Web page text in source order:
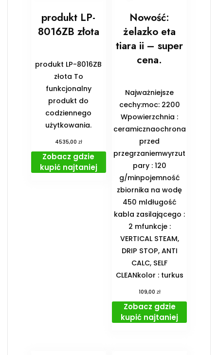
produkt LP-
8016ZB złota
produkt LP-8016ZB
złota To
funkcjonalny
produkt do
codziennego
użytkowania.
4535,00 zł
Zobacz gdzie
kupić najtaniej
Nowość:
żelazko eta
tiara ii – super
cena.
Najważniejsze
cechy:moc: 2200
Wpowierzchnia :
ceramicznaochrona
przed
przegrzaniemwyrzut
pary : 120
g/minpojemność
zbiornika na wodę
450 mldługość
kabla zasilającego :
2 mfunkcje :
VERTICAL STEAM,
DRIP STOP, ANTI
CALC, SELF
CLEANkolor : turkus
109,00 zł
Zobacz gdzie
kupić najtaniej